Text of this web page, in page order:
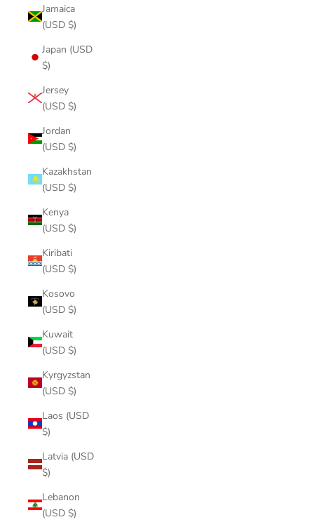
Jamaica
(USD $)
Japan (USD
$)
Jersey
(USD $)
Jordan
(USD $)
Kazakhstan
(USD $)
Kenya
(USD $)
Kiribati
(USD $)
Kosovo
(USD $)
Kuwait
(USD $)
Kyrgyzstan
(USD $)
Laos (USD
$)
Latvia (USD
$)
Lebanon
(USD $)